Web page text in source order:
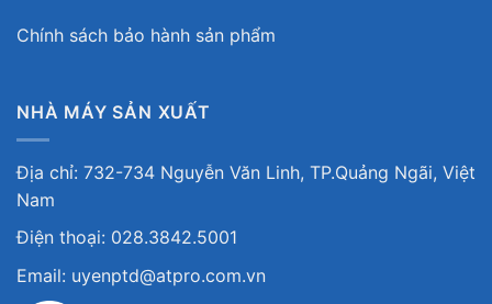
Chính sách bảo hành sản phẩm
NHÀ MÁY SẢN XUẤT
Địa chỉ: 732-734 Nguyễn Văn Linh, TP.Quảng Ngãi, Việt
Nam
Điện thoại: 028.3842.5001
Email: uyenptd@atpro.com.vn